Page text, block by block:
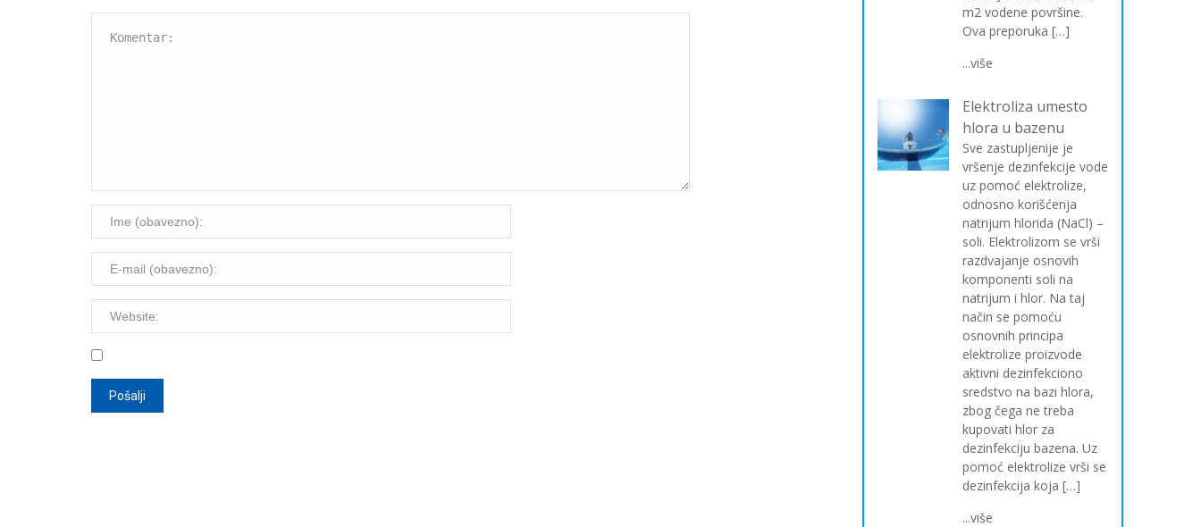
m2 vodene površine.
Ova preporuka […]
...više
Elektroliza umesto
hlora u bazenu
Sve zastupljenije je
vršenje dezinfekcije vode
uz pomoć elektrolize,
odnosno korišćenja
natrijum hlorida (NaCl) –
soli. Elektrolizom se vrši
razdvajanje osnovih
komponenti soli na
natrijum i hlor. Na taj
način se pomoću
osnovnih principa
elektrolize proizvode
aktivni dezinfekciono
sredstvo na bazi hlora,
zbog čega ne treba
kupovati hlor za
dezinfekciju bazena. Uz
pomoć elektrolize vrši se
dezinfekcija koja […]
...više